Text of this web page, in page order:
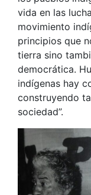
vida en las
movimiento
principios que
tierra sino
democrática.
indígenas hay
construyendo
sociedad”.